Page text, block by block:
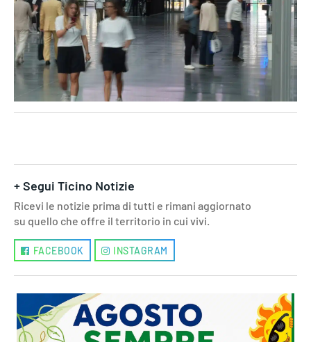
+ Segui Ticino Notizie
Ricevi le notizie prima di tutti e rimani aggiornato
su quello che offre il territorio in cui vivi.
FACEBOOK INSTAGRAM